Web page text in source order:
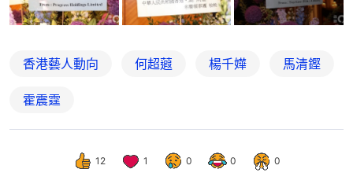
香港藝人動向 何超蕸 楊千嬅 馬清鏗
霍震霆
12 1 0 0 0